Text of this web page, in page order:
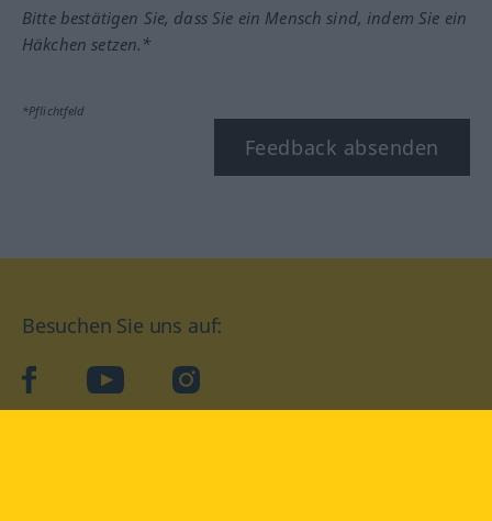
Bitte bestätigen Sie, dass Sie ein Mensch sind, indem Sie ein
Häkchen setzen.*
*Pflichtfeld
Feedback absenden
Besuchen Sie uns auf:
facebookYouTube Instagram